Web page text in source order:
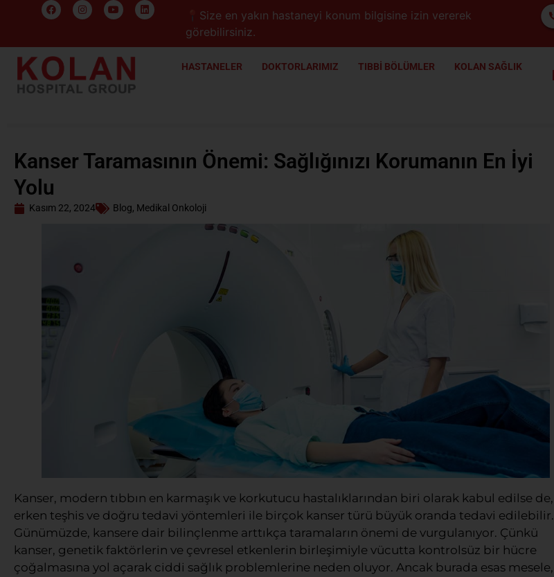
📍Size en yakın hastaneyi konum bilgisine izin vererek
görebilirsiniz.
HASTANELER DOKTORLARIMIZ TIBBİ BÖLÜMLER KOLAN SAĞLIK
Kanser Taramasının Önemi: Sağlığınızı Korumanın En İyi
Yolu
Kasım 22, 2024 Blog, Medikal Onkoloji
Kanser, modern tıbbın en karmaşık ve korkutucu hastalıklarından biri olarak kabul edilse de,
erken teşhis ve doğru tedavi yöntemleri ile birçok kanser türü büyük oranda tedavi edilebilir.
Günümüzde, kansere dair bilinçlenme arttıkça taramaların önemi de vurgulanıyor. Çünkü
kanser, genetik faktörlerin ve çevresel etkenlerin birleşimiyle vücutta kontrolsüz bir hücre
çoğalmasına yol açarak ciddi sağlık problemlerine neden oluyor. Ancak burada esas mesele,